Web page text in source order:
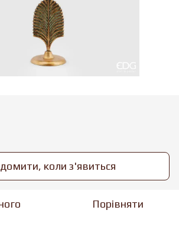
коли з'явиться
Порівняти